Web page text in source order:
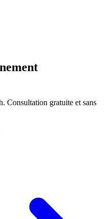
Consultation gratuite et sans